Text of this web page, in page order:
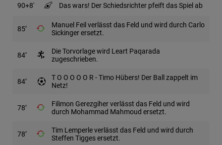
90+8 Das wars! Der Schiedsrichter pfeift das Spiel ab
85
Manuel Feil verlässt das Feld und wird durch Carlo
Sickinger ersetzt.
84
Die Torvorlage wird Leart Paqarada
zugeschrieben.
84
T O O O O O R - Timo Hübers! Der Ball zappelt im
Netz!
78
Filimon Gerezgiher verlässt das Feld und wird
durch Mohammad Mahmoud ersetzt.
78
Tim Lemperle verlässt das Feld und wird durch
Steffen Tigges ersetzt.